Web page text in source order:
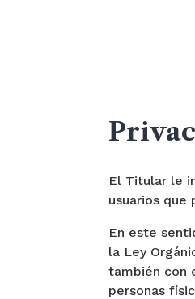
El Titular le
usuarios que
En este
la Ley
también con
personas